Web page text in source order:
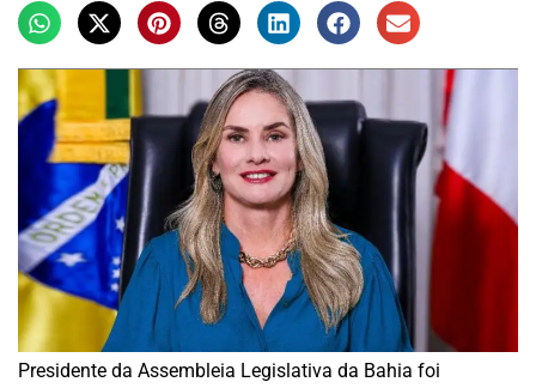
Presidente da Assembleia Legislativa da Bahia foi